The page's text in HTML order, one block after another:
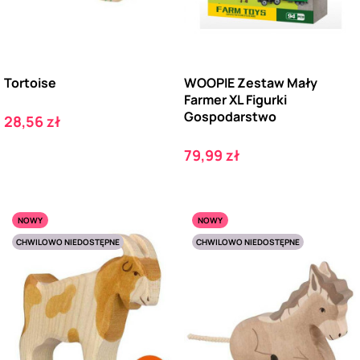
Tortoise
Cena
28,56 zł
WOOPIE Zestaw Mały
Farmer XL Figurki
Gospodarstwo
Cena
79,99 zł
NOWY
CHWILOWO NIEDOSTĘPNE
NOWY
CHWILOWO NIEDOSTĘPNE